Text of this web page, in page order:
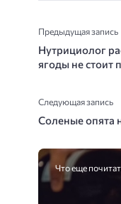
Предыдущая запись
Нутрициолог
ягоды не стоит
Следующая запись
Соленые опята
Что еще